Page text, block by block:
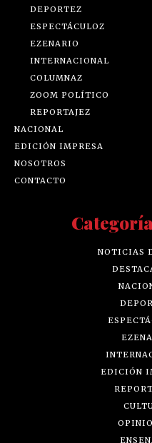
DEPORTEZ
ESPECTÁCULOZ
EZENARIO
INTERNACIONAL
COLUMNAZ
ZOOM POLÍTICO
REPORTAJEZ
NACIONAL
EDICIÓN IMPRESA
NOSOTROS
CONTACTO
NOTICIAS
EDICIÓN